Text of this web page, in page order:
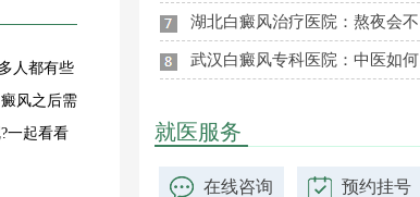
人都有些
风之后需
一起看看
湖北白癜风治疗医院：熬夜会不
武汉白癜风专科医院：中医如何
就医服务
在线咨询 预约挂号